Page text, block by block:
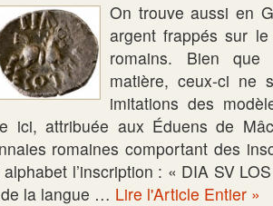
On trouve aussi en
argent frappés sur
romains. Bien
matière, ceux-ci ne
imitations des
ici, attribuée aux Éduens de
romaines comportant des
l’inscription : « DIA SV
la langue … Lire l'Article Entier »